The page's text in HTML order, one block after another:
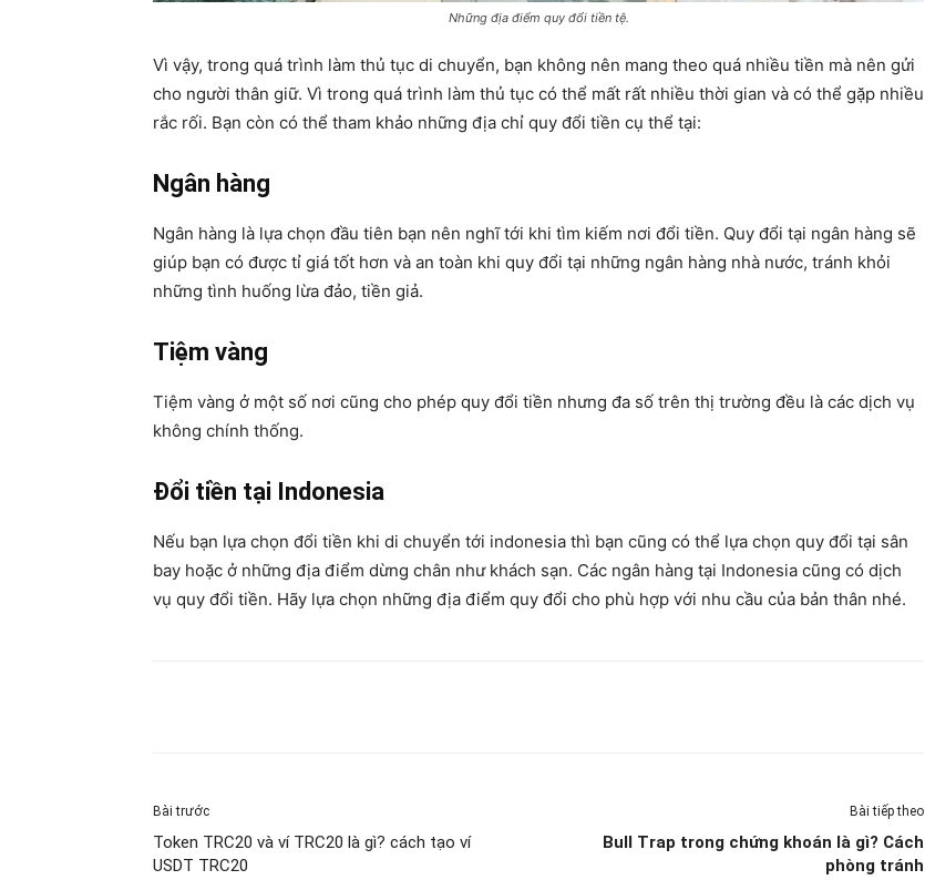
Những địa điểm quy đổi tiền tệ.
Vì vậy, trong quá trình làm thủ tục di chuyển, bạn không nên mang theo quá nhiều tiền mà nên gửi
cho người thân giữ. Vì trong quá trình làm thủ tục có thể mất rất nhiều thời gian và có thể gặp nhiều
rắc rối. Bạn còn có thể tham khảo những địa chỉ quy đổi tiền cụ thể tại:
Ngân hàng
Ngân hàng là lựa chọn đầu tiên bạn nên nghĩ tới khi tìm kiếm nơi đổi tiền. Quy đổi tại ngân hàng sẽ
giúp bạn có được tỉ giá tốt hơn và an toàn khi quy đổi tại những ngân hàng nhà nước, tránh khỏi
những tình huống lừa đảo, tiền giả.
Tiệm vàng
Tiệm vàng ở một số nơi cũng cho phép quy đổi tiền nhưng đa số trên thị trường đều là các dịch vụ
không chính thống.
Đổi tiền tại Indonesia
Nếu bạn lựa chọn đổi tiền khi di chuyển tới indonesia thì bạn cũng có thể lựa chọn quy đổi tại sân
bay hoặc ở những địa điểm dừng chân như khách sạn. Các ngân hàng tại Indonesia cũng có dịch
vụ quy đổi tiền. Hãy lựa chọn những địa điểm quy đổi cho phù hợp với nhu cầu của bản thân nhé.
Bài trước
Token TRC20 và ví TRC20 là gì? cách tạo ví
USDT TRC20
Bài tiếp theo
Bull Trap trong chứng khoán là gì? Cách
phòng tránh